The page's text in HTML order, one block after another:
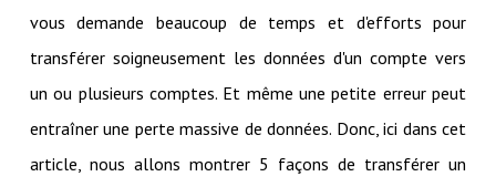
vous demande beaucoup de temps et d'efforts pour
transférer soigneusement les données d'un compte vers
un ou plusieurs comptes. Et même une petite erreur peut
entraîner une perte massive de données. Donc, ici dans cet
article, nous allons montrer 5 façons de transférer un